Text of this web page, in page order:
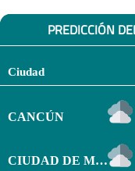
PREDICCIÓN
Ciudad
CANCÚN
CIUDAD DE MÉXICO